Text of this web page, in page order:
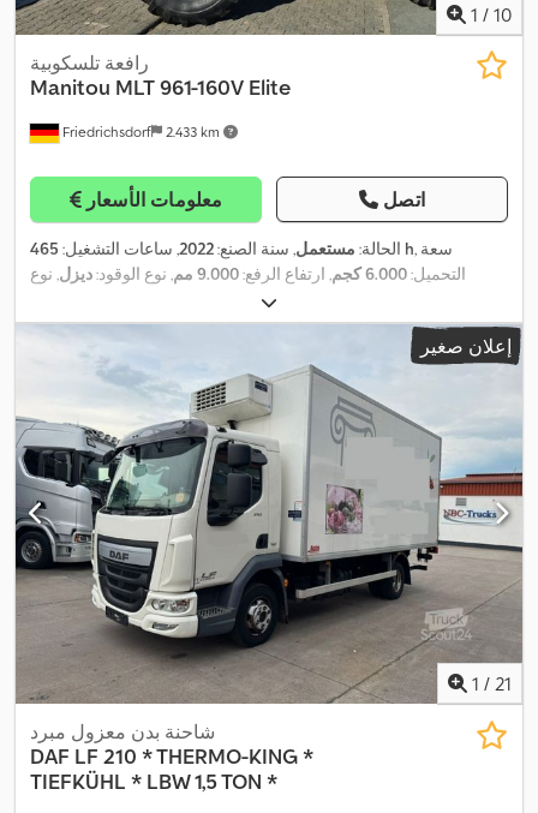
1 / 10
Friedrichsdorf 2.433 km
رافعة تلسكوبية
Manitou MLT 961-160V Elite
معلومات الأسعار اتصل
الحالة: مستعمل, سنة الصنع:2022, ساعات التشغيل: 465 h, سعة
التحميل:6.000 كجم , ارتفاع الرفع:9.000 مم , نوع الوقود:ديزل, نوع
2.530 مم
حصان), حالة الإطارات:100 نسبة مئوية , مقاس الإطار الأمامي:500-70
,
مقاس الإطار الخلفي:
, الطول الكلي:
6.100 مم
, لون:آخر , السرعة القصوى:20 كم/س
إعلان صغير
1 / 21
شاحنة بدن معزول مبرد
DAF LF 210 * THERMO-KING *
TIEFKÜHL * LBW 1,5 TON *